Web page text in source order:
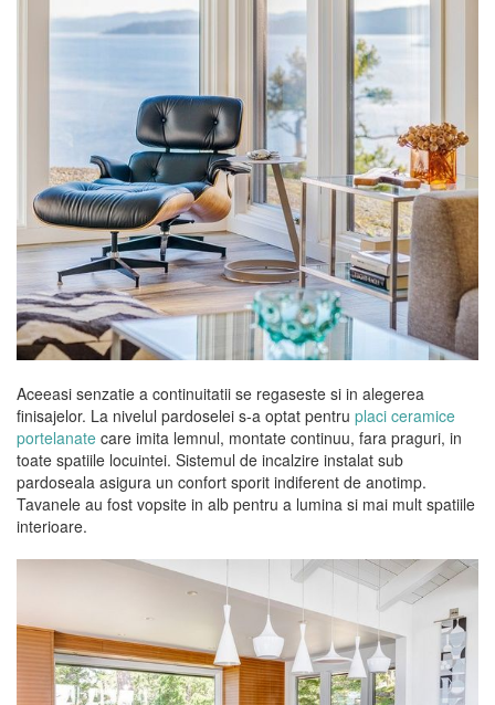
Aceeasi senzatie a continuitatii se regaseste si in alegerea
finisajelor. La nivelul pardoselei s-a optat pentru placi ceramice
portelanate care imita lemnul, montate continuu, fara praguri, in
toate spatiile locuintei. Sistemul de incalzire instalat sub
pardoseala asigura un confort sporit indiferent de anotimp.
Tavanele au fost vopsite in alb pentru a lumina si mai mult spatiile
interioare.